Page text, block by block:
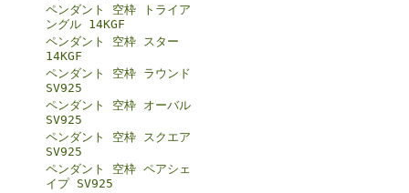
ペンダント 空枠 トライア
ングル 14KGF
ペンダント 空枠 スター
14KGF
ペンダント 空枠 ラウンド
SV925
ペンダント 空枠 オーバル
SV925
ペンダント 空枠 スクエア
SV925
ペンダント 空枠 ペアシェ
イプ SV925